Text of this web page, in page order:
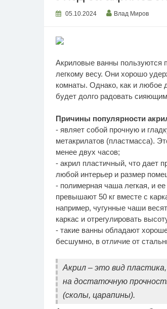
05.10.2024 Влад Миров
Акриловые ванны пользуются
легкому весу. Они хорошо
комнаты. Однако, как и любое
будет долго радовать
Причины популярности
- являет собой прочную и
метакрилатов (пластмасса).
менее двух часов;
- акрил пластичный, что дает
любой интерьер и размер
- полимерная чаша легкая, и
превышают 50 кг вместе с
например, чугунные чаши
каркас и отрегулировать
- такие ванны обладают
бесшумно, в отличие от
Акрил – это вид
на достаточную
(сколы, царапины).